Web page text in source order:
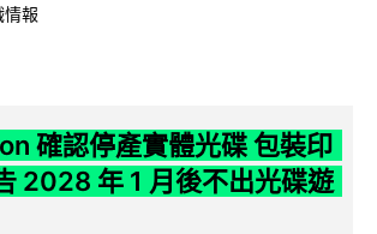
情報
確認停產實體光碟 包裝印
2028 年 1 月後不出光碟遊